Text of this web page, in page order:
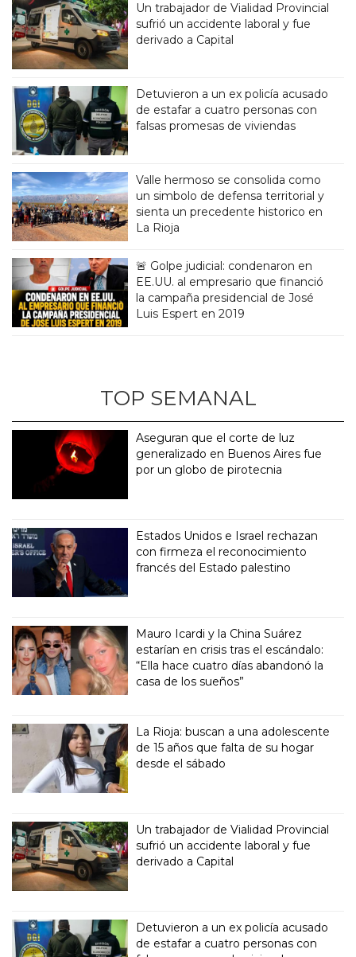
Un trabajador de Vialidad Provincial
sufrió un accidente laboral y fue
derivado a Capital
Detuvieron a un ex policía acusado
de estafar a cuatro personas con
falsas promesas de viviendas
Valle hermoso se consolida como
un simbolo de defensa territorial y
sienta un precedente historico en
La Rioja
🚨 Golpe judicial: condenaron en
EE.UU. al empresario que financió
la campaña presidencial de José
Luis Espert en 2019
TOP SEMANAL
Aseguran que el corte de luz
generalizado en Buenos Aires fue
por un globo de pirotecnia
Estados Unidos e Israel rechazan
con firmeza el reconocimiento
francés del Estado palestino
Mauro Icardi y la China Suárez
estarían en crisis tras el escándalo:
“Ella hace cuatro días abandonó la
casa de los sueños”
La Rioja: buscan a una adolescente
de 15 años que falta de su hogar
desde el sábado
Un trabajador de Vialidad Provincial
sufrió un accidente laboral y fue
derivado a Capital
Detuvieron a un ex policía acusado
de estafar a cuatro personas con